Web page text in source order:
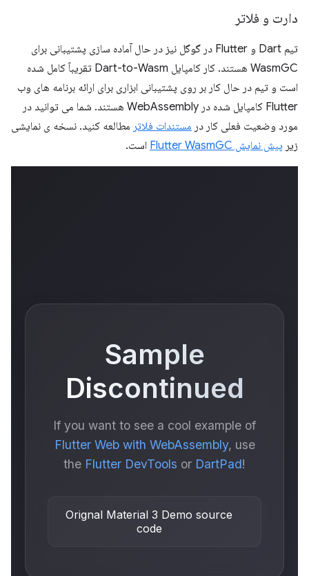
دارت و فلاتر
تیم Dart و Flutter در گوگل نیز در حال آماده سازی پشتیبانی برای
WasmGC هستند. کار کامپایل Dart-to-Wasm تقریباً کامل شده
است و تیم در حال کار بر روی پشتیبانی ابزاری برای ارائه برنامه های وب
Flutter کامپایل شده در WebAssembly هستند. شما می توانید در
مورد وضعیت فعلی کار در مستندات فلاتر مطالعه کنید. نسخه ی نمایشی
زیر پیش نمایش Flutter WasmGC است.